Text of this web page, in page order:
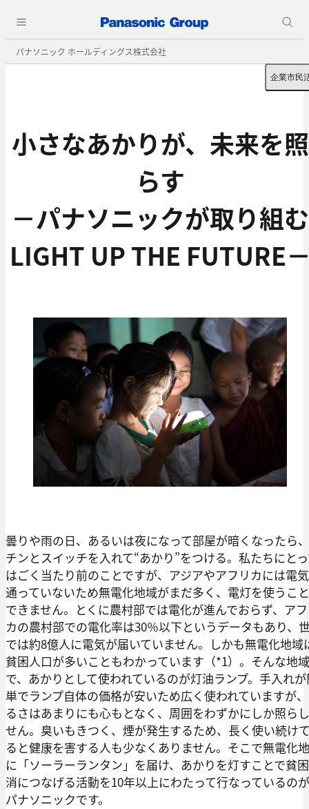
パナソニック ホールディングス株式会社
企業市民
小さなあかりが、未来を照
らす
－パナソニックが取り組む
LIGHT UP THE FUTURE
曇りや雨の日、あるいは夜になって部屋が暗くなったら
チンとスイッチを入れて“あかり”をつける。私たちにと
はごく当たり前のことですが、アジアやアフリカには電
通っていないため無電化地域がまだ多く、電灯を使うこ
できません。とくに農村部では電化が進んでおらず、ア
カの農村部での電化率は30％以下というデータもあり、
では約8億人に電気が届いていません。しかも無電化地域
貧困人口が多いこともわかっています（*1）。そんな地域
で、あかりとして使われているのが灯油ランプ。手入れ
単でランプ自体の価格が安いため広く使われていますが
るさはあまりにも心もとなく、周囲をわずかにしか照ら
せん。臭いもきつく、煙が発生するため、長く使い続け
ると健康を害する人も少なくありません。そこで無電化
に「ソーラーランタン」を届け、あかりを灯すことで貧
消につなげる活動を10年以上にわたって行なっているの
パナソニックです。